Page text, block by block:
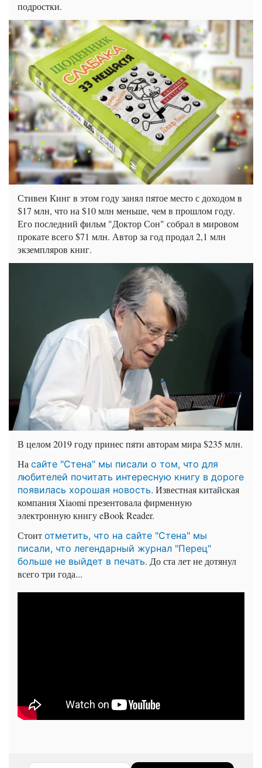
подростки.
Стивен Кинг в этом году занял пятое место с доходом в
$17 млн, что на $10 млн меньше, чем в прошлом году.
Его последний фильм "Доктор Сон" собрал в мировом
прокате всего $71 млн. Автор за год продал 2,1 млн
экземпляров книг.
В целом 2019 году принес пяти авторам мира $235 млн.
На сайте "Стена" мы писали о том, что для
любителей почитать интересную книгу в дороге
появилась хорошая новость. Известная китайская
компания Xiaomi презентовала фирменную
электронную книгу eBook Reader.
Стоит отметить, что на сайте "Стена" мы
писали, что легендарный журнал "Перец"
больше не выйдет в печать. До ста лет не дотянул
всего три года...